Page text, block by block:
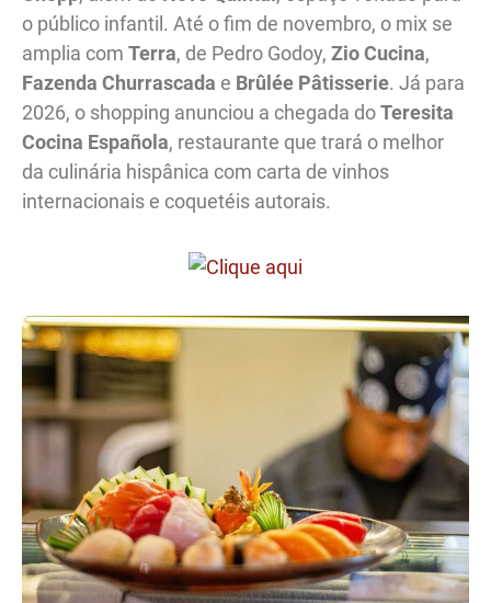
o público infantil. Até o fim de novembro, o mix se
amplia com Terra, de Pedro Godoy, Zio Cucina,
Fazenda Churrascada e Brûlée Pâtisserie. Já para
2026, o shopping anunciou a chegada doTeresita
Cocina Española, restaurante que trará o melhor
da culinária hispânica com carta de vinhos
internacionais e coquetéis autorais.